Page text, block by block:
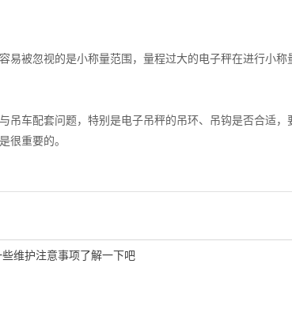
被忽视的是小称量范围，量程过大的电子秤在进行小称
车配套问题，特别是电子吊秤的吊环、吊钩是否合适，
很重要的。
维护注意事项了解一下吧